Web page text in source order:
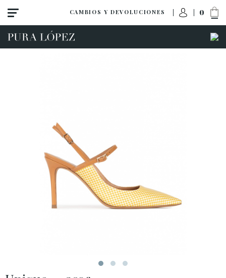
CAMBIOS Y DEVOLUCIONES 0
Cuñas-plataformas
Tacon alto
Tacon medio